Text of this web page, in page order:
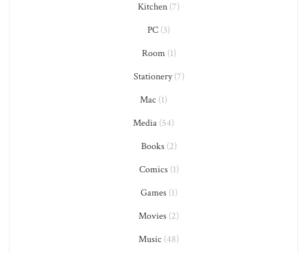
Kitchen (7)
PC (3)
Room(1)
Stationery(7)
Mac (1)
Media (54)
Books(2)
Comics(1)
Games(1)
Movies (2)
Music (48)